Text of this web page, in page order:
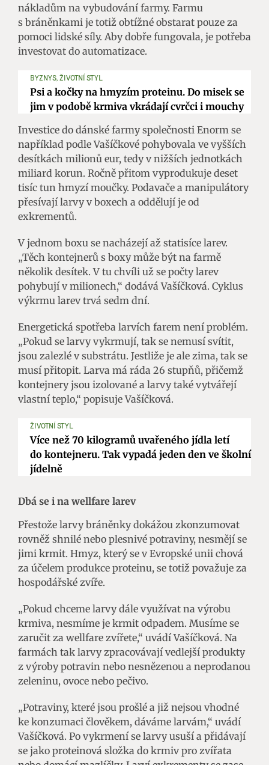
nákladům na vybudování farmy. Farmu
s bráněnkami je totiž obtížné obstarat pouze za
pomoci lidské síly. Aby dobře fungovala, je potřeba
investovat do automatizace.
BYZNYS, ŽIVOTNÍ STYL
Psi a kočky na hmyzím proteinu. Do misek se
jim v podobě krmiva vkrádají cvrčci i mouchy
Investice do dánské farmy společnosti Enorm se
například podle Vašíčkové pohybovala ve vyšších
desítkách milionů eur, tedy v nižších jednotkách
miliard korun. Ročně přitom vyprodukuje deset
tisíc tun hmyzí moučky. Podavače a manipulátory
přesívají larvy v boxech a oddělují je od
exkrementů.
V jednom boxu se nacházejí až statisíce larev.
„Těch kontejnerů s boxy může být na farmě
několik desítek. V tu chvíli už se počty larev
pohybují v milionech,“ dodává Vašíčková. Cyklus
výkrmu larev trvá sedm dní.
Energetická spotřeba larvích farem není problém.
„Pokud se larvy vykrmují, tak se nemusí svítit,
jsou zalezlé v substrátu. Jestliže je ale zima, tak se
musí přitopit. Larva má ráda 26 stupňů, přičemž
kontejnery jsou izolované a larvy také vytvářejí
vlastní teplo,“ popisuje Vašíčková.
ŽIVOTNÍ STYL
Více než 70 kilogramů uvařeného jídla letí
do kontejneru. Tak vypadá jeden den ve školní
jídelně
Dbá se i na wellfare larev
Přestože larvy bráněnky dokážou zkonzumovat
rovněž shnilé nebo plesnivé potraviny, nesmějí se
jimi krmit. Hmyz, který se v Evropské unii chová
za účelem produkce proteinu, se totiž považuje za
hospodářské zvíře.
„Pokud chceme larvy dále využívat na výrobu
krmiva, nesmíme je krmit odpadem. Musíme se
zaručit za wellfare zvířete,“ uvádí Vašíčková. Na
farmách tak larvy zpracovávají vedlejší produkty
z výroby potravin nebo nesnězenou a neprodanou
zeleninu, ovoce nebo pečivo.
„Potraviny, které jsou prošlé a již nejsou vhodné
ke konzumaci člověkem, dáváme larvám,“ uvádí
Vašíčková. Po vykrmení se larvy usuší a přidávají
se jako proteinová složka do krmiv pro zvířata